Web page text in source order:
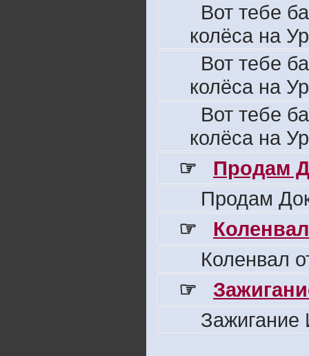
Вот тебе
колёса на
Вот тебе
колёса на
Вот тебе
колёса на
☞
Продам
Продам
☞
Коленвал
☞